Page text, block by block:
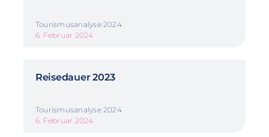
Tourismusanalyse 2024
6. Februar 2024
Reisedauer 2023
Tourismusanalyse 2024
6. Februar 2024